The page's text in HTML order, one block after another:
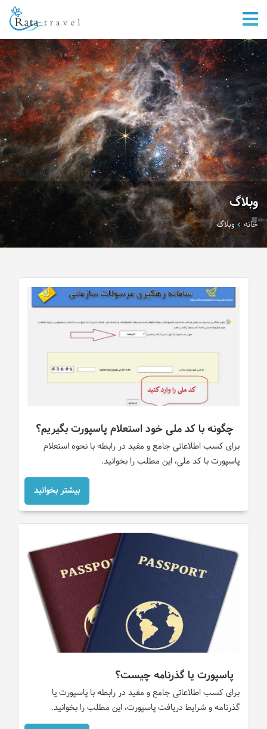
وبلاگ
خانه وبلاگ
چگونه با کد ملی خود استعلام پاسپورت بگیریم؟
برای کسب اطلاعاتی جامع و مفید در رابطه با نحوه استعلام
پاسپورت با کد ملی، این مطلب را بخوانید.
بیشتر بخوانید
پاسپورت یا گذرنامه چیست؟
برای کسب اطلاعاتی جامع و مفید در رابطه با پاسپورت یا
گذرنامه و شرایط دریافت پاسپورت، این مطلب را بخوانید.